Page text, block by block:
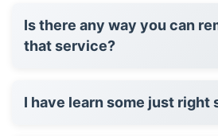
Is there any way you can
that service?
I have learn some just right